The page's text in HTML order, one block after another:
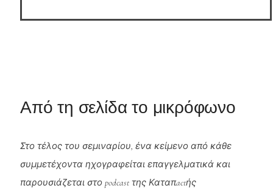
Από τη σελίδα το μικρόφωνο
Στο τέλος του σεμιναρίου, ένα κείμενο από κάθε
συμμετέχοντα ηχογραφείται επαγγελματικά και
παρουσιάζεται στο podcast της Καταπactής